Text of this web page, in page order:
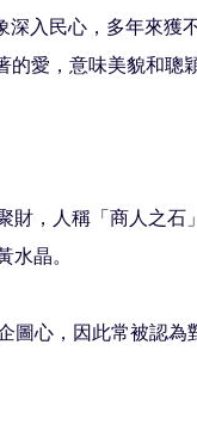
入民心，多年來獲
的愛，意味美貌和聰
財，人稱「商人之石
晶。
圖心，因此常被認為